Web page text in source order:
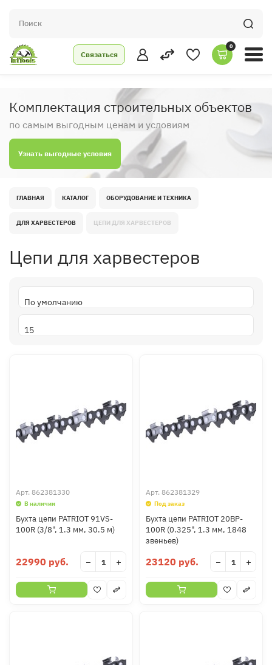
Связаться
0
Комплектация строительных объектов
по самым выгодным ценам и условиям
Узнать выгодные условия
ГЛАВНАЯ КАТАЛОГ ОБОРУДОВАНИЕ И ТЕХНИКА
ДЛЯ ХАРВЕСТЕРОВ ЦЕПИ ДЛЯ ХАРВЕСТЕРОВ
Цепи для харвестеров
Арт. 862381330
В наличии
Бухта цепи PATRIOT 91VS-
100R (3/8", 1.3 мм, 30.5 м)
22990 руб. − +
Арт. 862381329
Под заказ
Бухта цепи PATRIOT 20BP-
100R (0.325", 1.3 мм, 1848
звеньев)
23120 руб. − +